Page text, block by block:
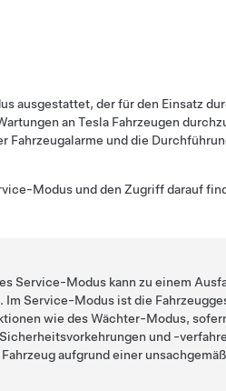
ausgestattet, der für den Einsatz
an Tesla Fahrzeugen
Fahrzeugalarme und die
Modus und den Zugriff darauf
Service-Modus kann zu einem
Im Service-Modus ist die
wie des Wächter-Modus,
und -
Fahrzeug aufgrund einer